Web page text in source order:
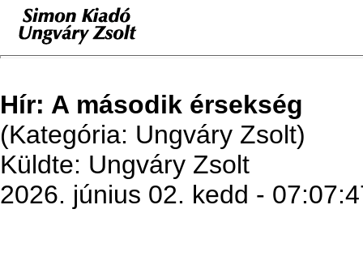
Hír: A második érsekség
(Kategória: Ungváry Zsolt)
Küldte: Ungváry Zsolt
2026. június 02. kedd -